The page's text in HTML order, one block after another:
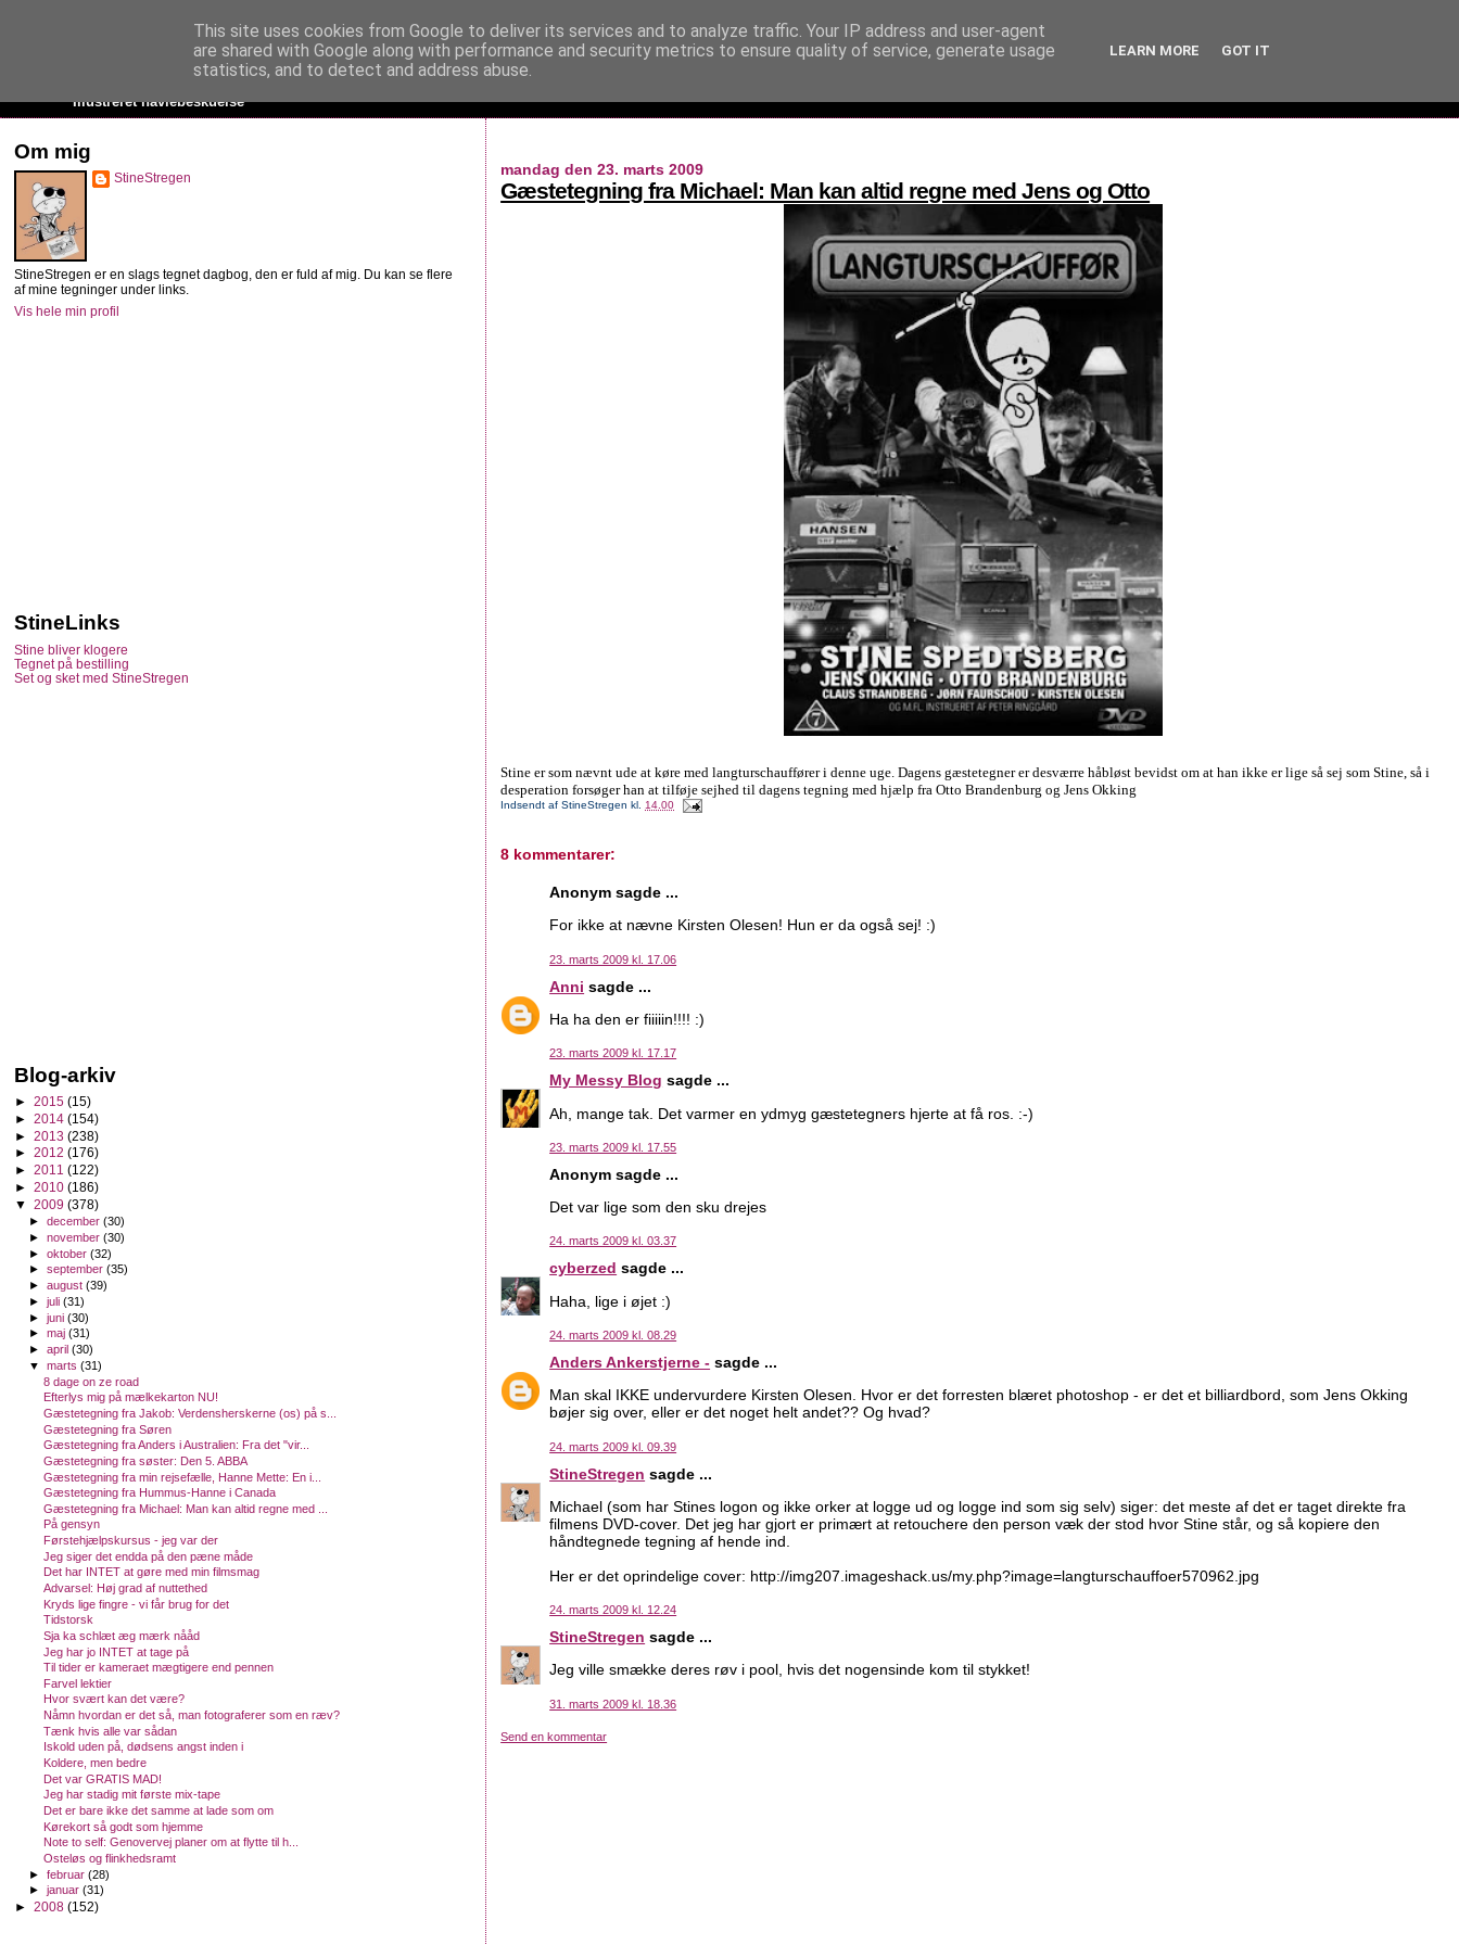
StineStregen
Illustreret navlebeskuelse
mandag den 23. marts 2009
Gæstetegning fra Michael: Man kan altid regne med Jens og Otto
Stine er som nævnt ude at køre med langturschauffører i denne uge. Dagens gæstetegner er desværre håbløst bevidst om at han ikke er lige så sej som Stine, så i
desperation forsøger han at tilføje sejhed til dagens tegning med hjælp fra Otto Brandenburg og Jens Okking
Indsendt afStineStregen kl.14.00
8 kommentarer:
Anonym sagde ...
For ikke at nævne Kirsten Olesen! Hun er da også sej! :)
23. marts 2009 kl. 17.06
Anni sagde ...
Ha ha den er fiiiiin!!!! :)
23. marts 2009 kl. 17.17
My Messy Blog sagde ...
Ah, mange tak. Det varmer en ydmyg gæstetegners hjerte at få ros. :-)
23. marts 2009 kl. 17.55
Anonym sagde ...
Det var lige som den sku drejes
24. marts 2009 kl. 03.37
cyberzed sagde ...
Haha, lige i øjet :)
24. marts 2009 kl. 08.29
Anders Ankerstjerne - sagde ...
Man skal IKKE undervurdere Kirsten Olesen. Hvor er det forresten blæret photoshop - er det et billiardbord, som Jens Okking
bøjer sig over, eller er det noget helt andet?? Og hvad?
24. marts 2009 kl. 09.39
StineStregen sagde ...
Michael (som har Stines logon og ikke orker at logge ud og logge ind som sig selv) siger: det meste af det er taget direkte fra
filmens DVD-cover. Det jeg har gjort er primært at retouchere den person væk der stod hvor Stine står, og så kopiere den
håndtegnede tegning af hende ind.
Her er det oprindelige cover: http://img207.imageshack.us/my.php?image=langturschauffoer570962.jpg
24. marts 2009 kl. 12.24
StineStregen sagde ...
Jeg ville smække deres røv i pool, hvis det nogensinde kom til stykket!
31. marts 2009 kl. 18.36
Send en kommentar
Om mig
StineStregen
StineStregen er en slags tegnet dagbog, den er fuld af mig. Du kan se flere
af mine tegninger under links.
Vis hele min profil
StineLinks
Stine bliver klogere
Tegnet på bestilling
Set og sket med StineStregen
Blog-arkiv
► 2015 (15)
► 2014 (154)
► 2013 (238)
► 2012 (176)
► 2011 (122)
► 2010 (186)
▼ 2009 (378)
►december(30)
►november(30)
►oktober(32)
►september(35)
►august(39)
►juli(31)
►juni(30)
►maj(31)
►april(30)
▼marts(31)
8 dage on ze road
Efterlys mig på mælkekarton NU!
Gæstetegning fra Jakob: Verdensherskerne (os) på s...
Gæstetegning fra Søren
Gæstetegning fra Anders i Australien: Fra det "vir...
Gæstetegning fra søster: Den 5. ABBA
Gæstetegning fra min rejsefælle, Hanne Mette: En i...
Gæstetegning fra Hummus-Hanne i Canada
Gæstetegning fra Michael: Man kan altid regne med ...
På gensyn
Førstehjælpskursus - jeg var der
Jeg siger det endda på den pæne måde
Det har INTET at gøre med min filmsmag
Advarsel: Høj grad af nuttethed
Kryds lige fingre - vi får brug for det
Tidstorsk
Sja ka schlæt æg mærk nååd
Jeg har jo INTET at tage på
Til tider er kameraet mægtigere end pennen
Farvel lektier
Hvor svært kan det være?
Nåmn hvordan er det så, man fotograferer som en ræv?
Tænk hvis alle var sådan
Iskold uden på, dødsens angst inden i
Koldere, men bedre
Det var GRATIS MAD!
Jeg har stadig mit første mix-tape
Det er bare ikke det samme at lade som om
Kørekort så godt som hjemme
Note to self: Genovervej planer om at flytte til h...
Osteløs og flinkhedsramt
►februar(28)
►januar(31)
► 2008 (152)
This site uses cookies from Google to deliver its services and to analyze traffic. Your IP address and user-agent
are shared with Google along with performance and security metrics to ensure quality of service, generate usage
statistics, and to detect and address abuse.
LEARN MORE GOT IT